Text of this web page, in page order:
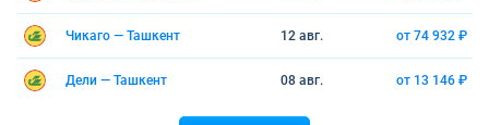
Чикаго — Ташкент 12 авг. от 74 932 ₽
Дели — Ташкент 08 авг. от 13 146 ₽